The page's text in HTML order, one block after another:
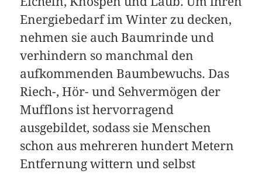
Energiebedarf im Winter zu decken,
nehmen sie auch Baumrinde und
verhindern so manchmal den
aufkommenden Baumbewuchs. Das
Riech-, Hör- und Sehvermögen der
Mufflons ist hervorragend
ausgebildet, sodass sie Menschen
schon aus mehreren hundert Metern
Entfernung wittern und selbst